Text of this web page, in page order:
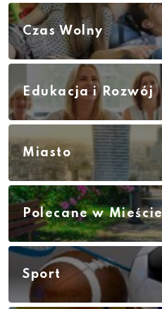
Czas Wolny
Edukacja i Rozwój
Miasto
Polecane w Mieście
Sport